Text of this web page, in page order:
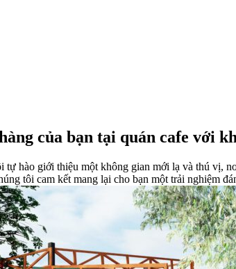
của bạn tại quán cafe với
hào giới thiệu một không gian mới lạ và thú vị,
tôi cam kết mang lại cho bạn một trải nghiệm